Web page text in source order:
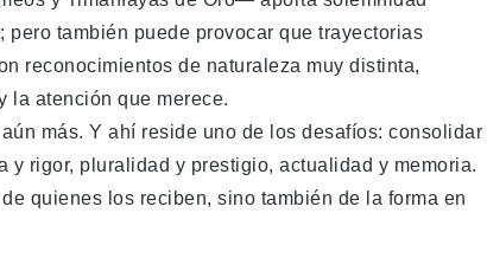
también puede provocar que trayectorias
reconocimientos de naturaleza muy distinta,
la atención que merece.
más. Y ahí reside uno de los desafíos: consolidar
rigor, pluralidad y prestigio, actualidad y memoria.
quienes los reciben, sino también de la forma en